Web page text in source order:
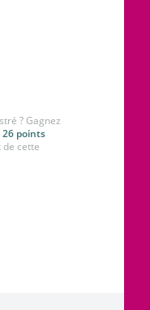
? Gagnez
26 points
de cette